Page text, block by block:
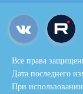
Все права
Дата последнего
При использовании